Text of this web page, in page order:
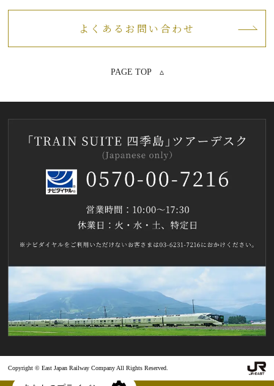
よくあるお問い合わせ
PAGE TOP ▵
Copyright © East Japan Railway Company All Rights Reserved.